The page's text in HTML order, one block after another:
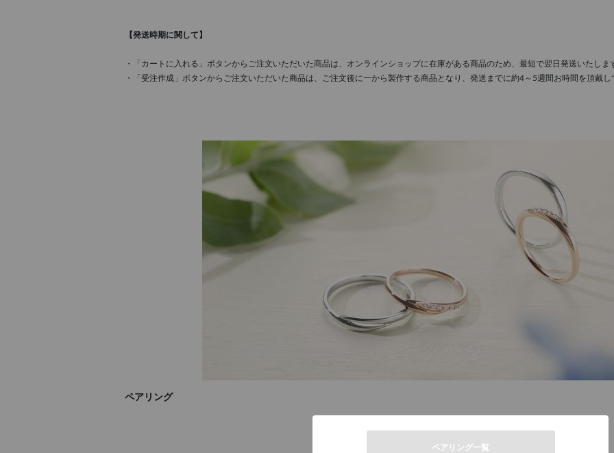
【発送時期に関して】
・「カートに入れる」ボタンからご注文いただいた商品は、オンラインショップに在庫がある商品のため、最短で翌日発送いたしま
・「受注作成」ボタンからご注文いただいた商品は、ご注文後に一から製作する商品となり、発送までに約4～5週間お時間を頂戴し
ペアリング
ペアリング一覧